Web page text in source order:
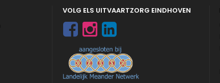
VOLG ELS UITVAARTZORG EINDHOVEN